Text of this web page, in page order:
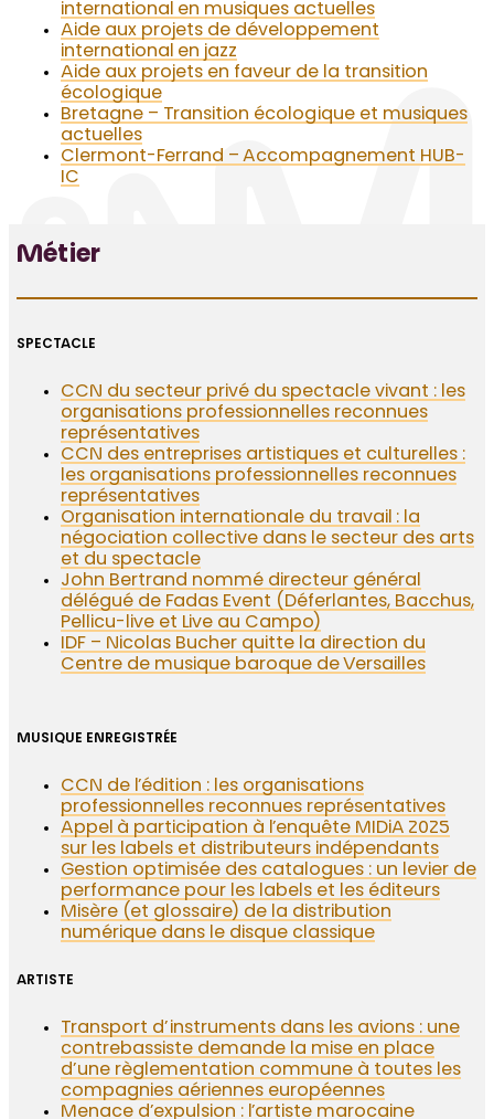
international en musiques actuelles
Aide aux projets de développement
international en jazz
Aide aux projets en faveur de la transition
écologique
Bretagne – Transition écologique et musiques
actuelles
Clermont-Ferrand – Accompagnement HUB-
IC
Métier
SPECTACLE
CCN du secteur privé du spectacle vivant : les
organisations professionnelles reconnues
représentatives
CCN des entreprises artistiques et culturelles :
les organisations professionnelles reconnues
représentatives
Organisation internationale du travail : la
négociation collective dans le secteur des arts
et du spectacle
John Bertrand nommé directeur général
délégué de Fadas Event (Déferlantes, Bacchus,
Pellicu-live et Live au Campo)
IDF – Nicolas Bucher quitte la direction du
Centre de musique baroque de Versailles
MUSIQUE ENREGISTRÉE
CCN de l’édition : les organisations
professionnelles reconnues représentatives
Appel à participation à l’enquête MIDiA 2025
sur les labels et distributeurs indépendants
Gestion optimisée des catalogues : un levier de
performance pour les labels et les éditeurs
Misère (et glossaire) de la distribution
numérique dans le disque classique
ARTISTE
Transport d’instruments dans les avions : une
contrebassiste demande la mise en place
d’une règlementation commune à toutes les
compagnies aériennes européennes
Menace d’expulsion : l’artiste marocaine